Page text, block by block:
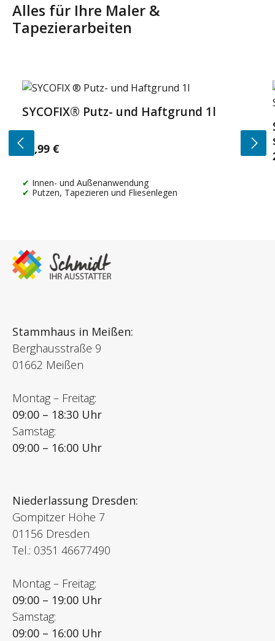
Alles für Ihre Maler &
Tapezierarbeiten
Produktgalerie überspringen
SYCOFIX® Putz- und Haftgrund 1l
Regulärer Preis:
14,99 €
Innen- und Außenanwendung
Putzen, Tapezieren und Fliesenlegen
Stammhaus in Meißen:
Berghausstraße 9
01662 Meißen
Montag – Freitag:
09:00 – 18:30 Uhr
Samstag:
09:00 – 16:00 Uhr
Niederlassung Dresden:
Gompitzer Höhe 7
01156 Dresden
Tel.: 0351 46677490
Montag – Freitag:
09:00 – 19:00 Uhr
Samstag:
09:00 – 16:00 Uhr